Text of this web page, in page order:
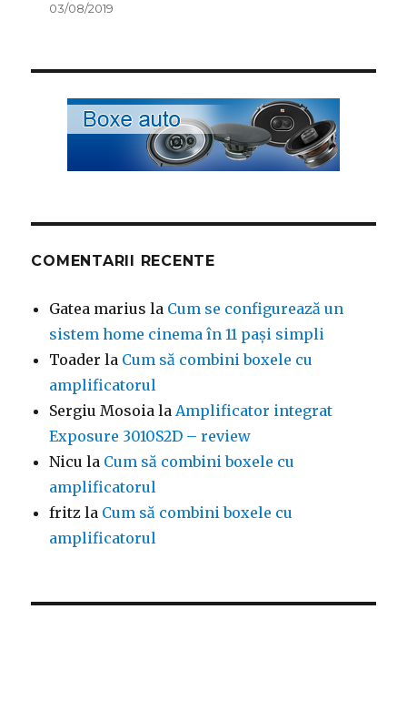
03/08/2019
COMENTARII RECENTE
Gatea marius la Cum se configurează un
sistem home cinema în 11 pași simpli
Toader la Cum să combini boxele cu
amplificatorul
Sergiu Mosoia laAmplificator integrat
Exposure 3010S2D – review
Nicu la Cum să combini boxele cu
amplificatorul
fritz la Cum să combini boxele cu
amplificatorul